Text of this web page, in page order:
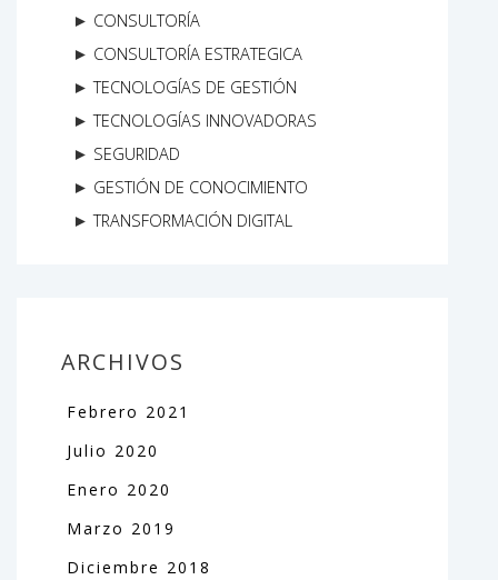
CONSULTORÍA
CONSULTORÍA ESTRATEGICA
TECNOLOGÍAS DE GESTIÓN
TECNOLOGÍAS INNOVADORAS
SEGURIDAD
GESTIÓN DE CONOCIMIENTO
TRANSFORMACIÓN DIGITAL
ARCHIVOS
Febrero 2021
Julio 2020
Enero 2020
Marzo 2019
Diciembre 2018